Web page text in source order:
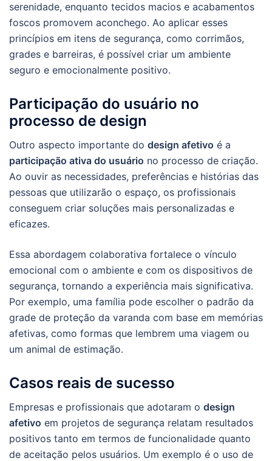
serenidade, enquanto tecidos macios e acabamentos
foscos promovem aconchego. Ao aplicar esses
princípios em itens de segurança, como corrimãos,
grades e barreiras, é possível criar um ambiente
seguro e emocionalmente positivo.
Participação do usuário no
processo de design
Outro aspecto importante do design afetivo é a
participação ativa do usuário no processo de criação.
Ao ouvir as necessidades, preferências e histórias das
pessoas que utilizarão o espaço, os profissionais
conseguem criar soluções mais personalizadas e
eficazes.
Essa abordagem colaborativa fortalece o vínculo
emocional com o ambiente e com os dispositivos de
segurança, tornando a experiência mais significativa.
Por exemplo, uma família pode escolher o padrão da
grade de proteção da varanda com base em memórias
afetivas, como formas que lembrem uma viagem ou
um animal de estimação.
Casos reais de sucesso
Empresas e profissionais que adotaram o design
afetivo em projetos de segurança relatam resultados
positivos tanto em termos de funcionalidade quanto
de aceitação pelos usuários. Um exemplo é o uso de